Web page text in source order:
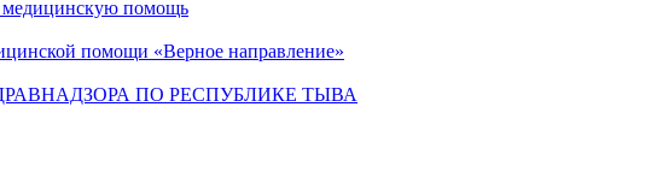
медицинскую помощь
помощи «Верное направление»
ПО РЕСПУБЛИКЕ ТЫВА